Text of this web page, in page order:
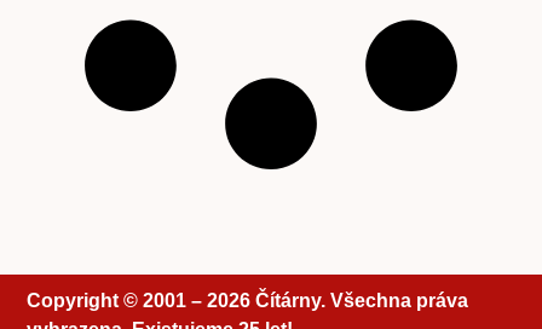
Copyright © 2001 – 2026 Čítárny. Všechna práva